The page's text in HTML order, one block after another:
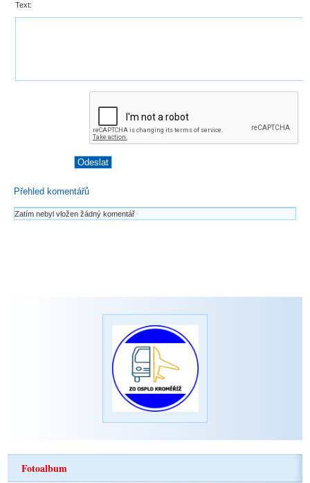
Text:
Přehled komentářů
Zatím nebyl vložen žádný komentář
Fotoalbum